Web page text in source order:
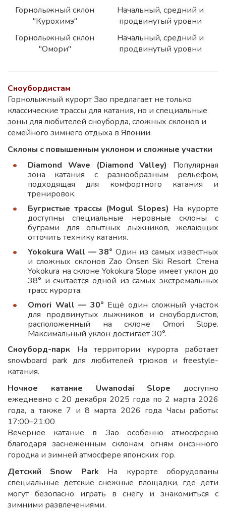
Горнолыжный склон
"Курохимэ"
Начальный, средний и
продвинутый уровни
Горнолыжный склон
"Омори"
Начальный, средний и
продвинутый уровни
Сноубордистам
Горнолыжный курорт Зао предлагает не только
классические трассы для катания, но и специальные
зоны для любителей сноуборда, сложных склонов и
семейного зимнего отдыха в Японии.
Склоны с повышенным уклоном и сложные участки
Diamond Wave (Diamond Valley) Популярная
зона катания с разнообразным рельефом,
подходящая для комфортного катания и
тренировок.
Бугристые трассы (Mogul Slopes) На курорте
доступны специальные неровные склоны с
буграми для опытных лыжников, желающих
отточить технику катания.
Yokokura Wall — 38° Один из самых известных
и сложных склонов Zao Onsen Ski Resort. Стена
Yokokura на склоне Yokokura Slope имеет уклон до
38° и считается одной из самых экстремальных
трасс курорта.
Omori Wall — 30° Ещё один сложный участок
для продвинутых лыжников и сноубордистов,
расположенный на склоне Omori Slope.
Максимальный уклон достигает 30°.
Сноуборд-парк На территории курорта работает
snowboard park для любителей трюков и freestyle-
катания.
Ночное катание Uwanodai Slope доступно
ежедневно с 20 декабря 2025 года по 2 марта 2026
года, а также 7 и 8 марта 2026 года Часы работы:
17:00–21:00
Вечернее катание в Зао особенно атмосферно
благодаря заснеженным склонам, огням онсэнного
городка и зимней атмосфере японских гор.
Детский Snow Park На курорте оборудованы
специальные детские снежные площадки, где дети
могут безопасно играть в снегу и знакомиться с
зимними развлечениями.